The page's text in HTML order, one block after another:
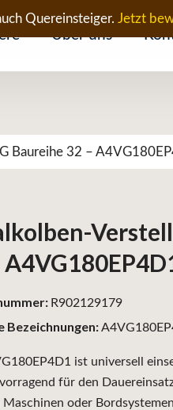
Quereinsteiger. Jetzt
Über uns
Baureihe 32 –
ist universell
für den
Maschinen oder
Bezeichnungen:
R902129179